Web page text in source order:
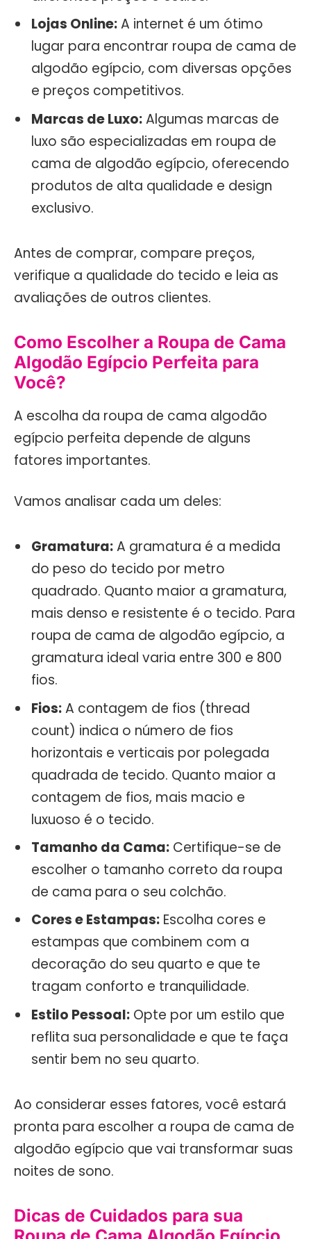
Lojas Online:A internet é um ótimo
lugar para encontrar roupa de cama de
algodão egípcio, com diversas opções
e preços competitivos.
Marcas de Luxo:Algumas marcas de
luxo são especializadas em roupa de
cama de algodão egípcio, oferecendo
produtos de alta qualidade e design
exclusivo.
Antes de comprar, compare preços,
verifique a qualidade do tecido e leia as
avaliações de outros clientes.
Como Escolher a Roupa de Cama
Algodão Egípcio Perfeita para
Você?
A escolha da roupa de cama algodão
egípcio perfeita depende de alguns
fatores importantes.
Vamos analisar cada um deles:
Gramatura:A gramatura é a medida
do peso do tecido por metro
quadrado. Quanto maior a gramatura,
mais denso e resistente é o tecido. Para
roupa de cama de algodão egípcio, a
gramatura ideal varia entre 300 e 800
fios.
Fios:A contagem de fios (thread
count) indica o número de fios
horizontais e verticais por polegada
quadrada de tecido. Quanto maior a
contagem de fios, mais macio e
luxuoso é o tecido.
Tamanho da Cama: Certifique-se de
escolher o tamanho correto da roupa
de cama para o seu colchão.
Cores e Estampas: Escolha cores e
estampas que combinem com a
decoração do seu quarto e que te
tragam conforto e tranquilidade.
Estilo Pessoal: Opte por um estilo que
reflita sua personalidade e que te faça
sentir bem no seu quarto.
Ao considerar esses fatores, você estará
pronta para escolher a roupa de cama de
algodão egípcio que vai transformar suas
noites de sono.
Dicas de Cuidados para sua